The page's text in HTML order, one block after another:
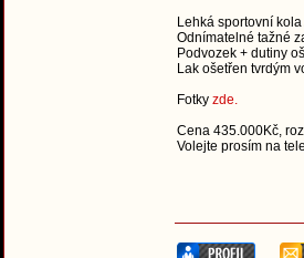
Lehká sportovní
Odnímatelné tažné
Podvozek + dutiny
Lak ošetřen tvrdým
Fotky zde.
Cena 435.000Kč,
Volejte prosím na